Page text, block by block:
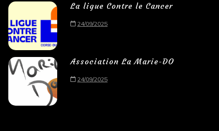
La ligue Contre le Cancer
24/09/2025
Association La Marie-DO
24/09/2025